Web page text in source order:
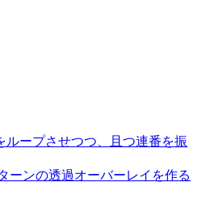
ループさせつつ、且つ連番を振
ーンの透過オーバーレイを作る